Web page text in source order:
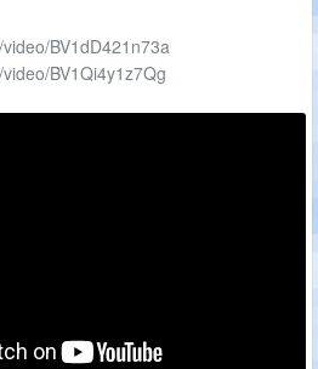
BV1dD421n73a
BV1Qi4y1z7Qg